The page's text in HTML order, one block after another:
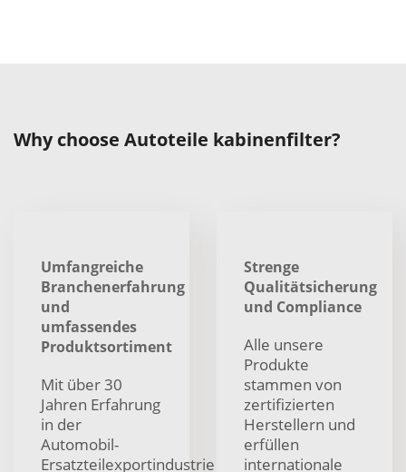
Why choose Autoteile kabinenfilter?
Umfangreiche
Branchenerfahrung
und
umfassendes
Produktsortiment
Mit über 30
Jahren Erfahrung
in der
Automobil-
Ersatzteilexportindustrie
Strenge
Qualitätsicherung
und Compliance
Alle unsere
Produkte
stammen von
zertifizierten
Herstellern und
erfüllen
internationale